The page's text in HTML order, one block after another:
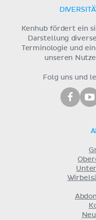
Kenhub fördert ein
Darstellung
Terminologie und
unseren
Folg uns und